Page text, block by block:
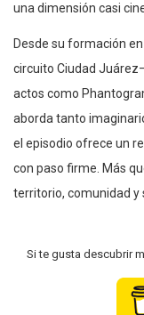
una dimensión casi
Desde su formación
circuito Ciudad
actos como
aborda tanto
el episodio ofrece un
con paso firme. Más
territorio, comunidad y
Si te gusta descubrir